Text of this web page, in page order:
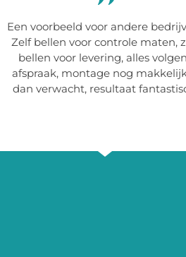
Een voorbeeld voor andere
Zelf bellen voor controle maten,
bellen voor levering, alles
afspraak, montage nog
dan verwacht, resultaat